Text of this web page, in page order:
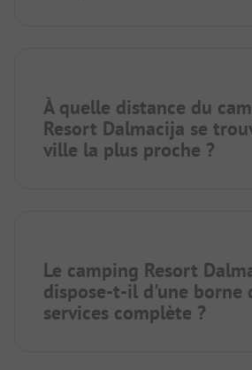
À quelle distance du
Resort Dalmacija se
ville la plus proche ?
Le camping Resort
dispose-t-il d'une borne
services complète ?